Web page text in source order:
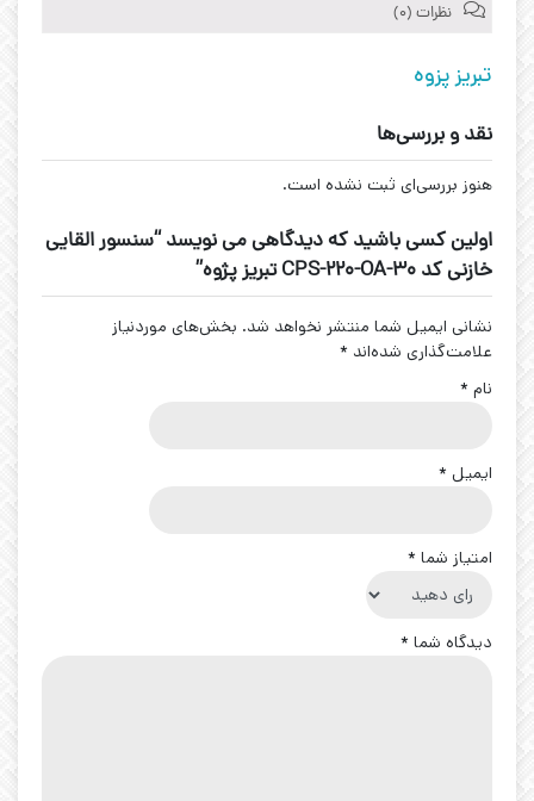
نظرات (0)
تبریز پزوه
نقد و بررسی‌ها
هنوز بررسی‌ای ثبت نشده است.
اولین کسی باشید که دیدگاهی می نویسد “سنسور القایی
خازنی کد CPS-220-OA-30 تبریز پژوه”
نشانی ایمیل شما منتشر نخواهد شد. بخش‌های موردنیاز
علامت‌گذاری شده‌اند *
نام *
ایمیل *
امتیاز شما *
دیدگاه شما *